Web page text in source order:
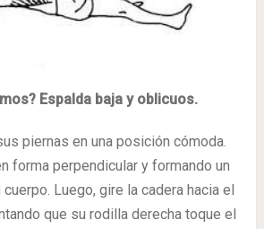
Espalda baja y oblicuos.
piernas en una posición cómoda.
forma perpendicular y formando un
Luego, gire la cadera hacia el
que su rodilla derecha toque el